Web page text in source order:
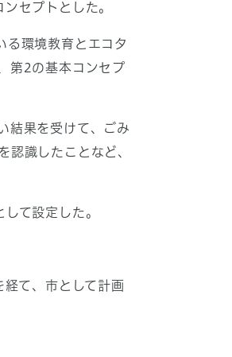
セプトとした。
る環境教育とエコタ
第2の基本コンセプ
結果を受けて、ごみ
認識したことなど、
て設定した。
て、市として計画